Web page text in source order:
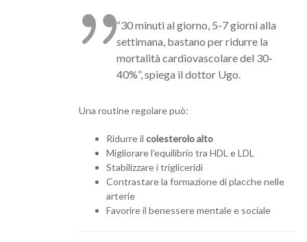
“30 minuti al giorno, 5-7 giorni alla
settimana, bastano per ridurre la
mortalità cardiovascolare del 30-
40%”, spiega il dottor Ugo.
Una routine regolare può:
Ridurre il colesterolo alto
Migliorare l’equilibrio tra HDL e LDL
Stabilizzare i trigliceridi
Contrastare la formazione di placche nelle
arterie
Favorire il benessere mentale e sociale